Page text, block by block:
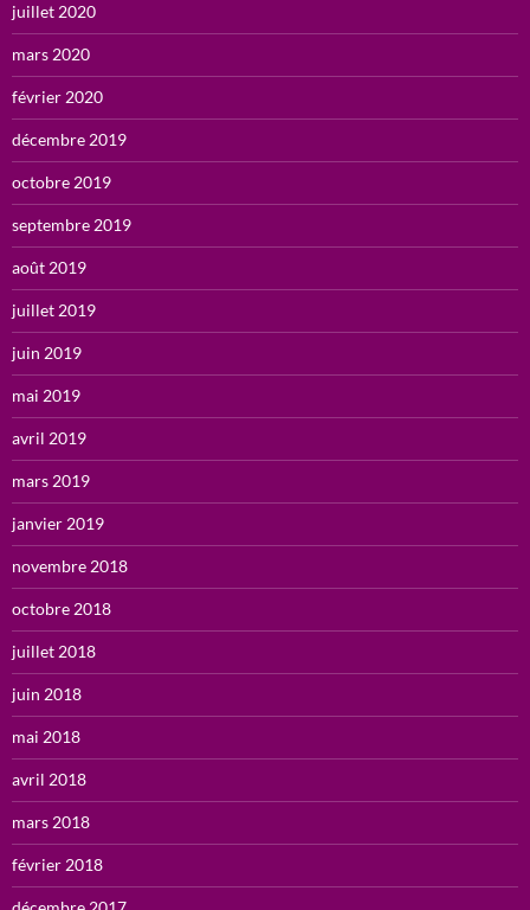
juillet 2020
mars 2020
février 2020
décembre 2019
octobre 2019
septembre 2019
août 2019
juillet 2019
juin 2019
mai 2019
avril 2019
mars 2019
janvier 2019
novembre 2018
octobre 2018
juillet 2018
juin 2018
mai 2018
avril 2018
mars 2018
février 2018